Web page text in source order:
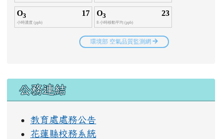
右邊區域內容
公務連結
教育處處務公告
花蓮縣校務系統